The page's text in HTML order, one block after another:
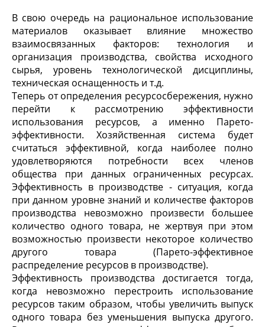
В свою очередь на рациональное использование
материалов оказывает влияние множество
взаимосвязанных факторов: технология и
организация производства, свойства исходного
сырья, уровень технологической дисциплины,
техническая оснащенность и т.д.
Теперь от определения ресурсосбережения, нужно
перейти к рассмотрению эффективности
использования ресурсов, а именно Парето-
эффективности. Хозяйственная система будет
считаться эффективной, когда наиболее полно
удовлетворяются потребности всех членов
общества при данных ограниченных ресурсах.
Эффективность в производстве - ситуация, когда
при данном уровне знаний и количестве факторов
производства невозможно произвести большее
количество одного товара, не жертвуя при этом
возможностью произвести некоторое количество
другого товара (Парето-эффективное
распределение ресурсов в производстве).
Эффективность производства достигается тогда,
когда невозможно перестроить использование
ресурсов таким образом, чтобы увеличить выпуск
одного товара без уменьшения выпуска другого.